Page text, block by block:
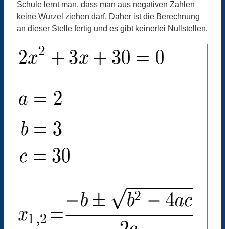
Schule lernt man, dass man aus negativen Zahlen
keine Wurzel ziehen darf. Daher ist die Berechnung
an dieser Stelle fertig und es gibt keinerlei Nullstellen.